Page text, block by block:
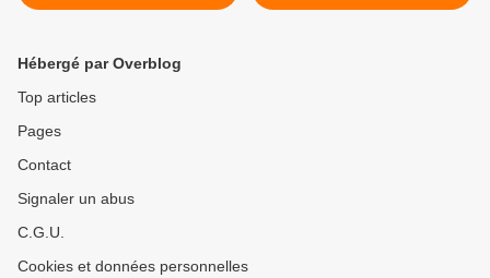
Hébergé par Overblog
Top articles
Pages
Contact
Signaler un abus
C.G.U.
Cookies et données personnelles